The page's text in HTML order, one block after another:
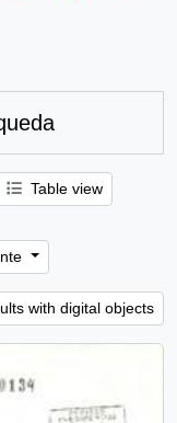
Table view
with digital objects